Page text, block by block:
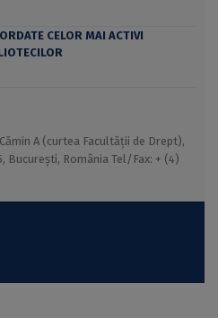
CELOR MAI ACTIVI
A (curtea Facultății de Drept),
București, România Tel/Fax: + (4)